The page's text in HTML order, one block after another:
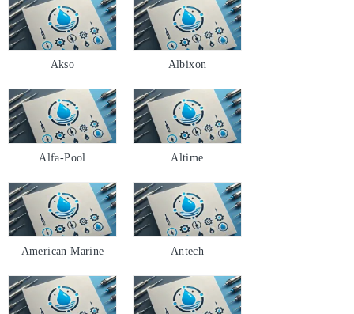
Akso Albixon
Alfa-Pool Altime
American Marine Antech